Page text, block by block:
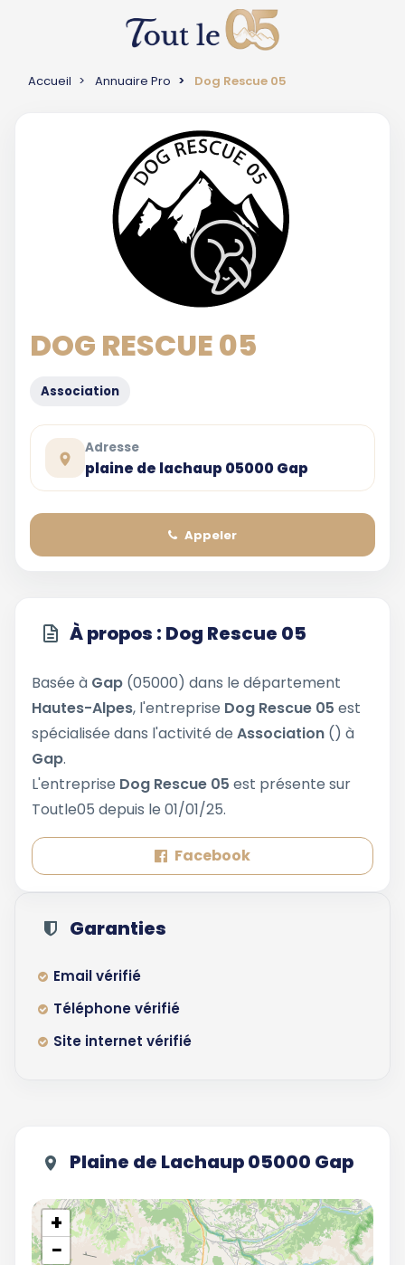
Accueil Annuaire Pro Dog Rescue 05
DOG RESCUE 05
Association
Adresse
plaine de lachaup 05000 Gap
Appeler
À propos : Dog Rescue 05
Basée à Gap (05000) dans le département
Hautes-Alpes, l'entreprise Dog Rescue 05 est
spécialisée dans l'activité de Association () à
Gap.
L'entreprise Dog Rescue 05 est présente sur
Toutle05 depuis le 01/01/25.
Facebook
Garanties
Email vérifié
Téléphone vérifié
Site internet vérifié
Plaine de Lachaup 05000 Gap
+
−